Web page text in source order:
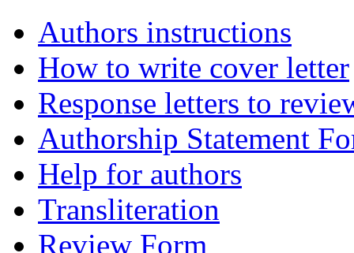
Authors instructions
How to write cover letter
Response letters to
Authorship Statement
Help for authors
Transliteration
Review Form